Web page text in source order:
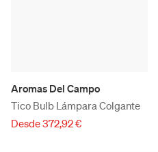
Aromas Del Campo
Tico Bulb Lámpara Colgante
Desde 372,92 €